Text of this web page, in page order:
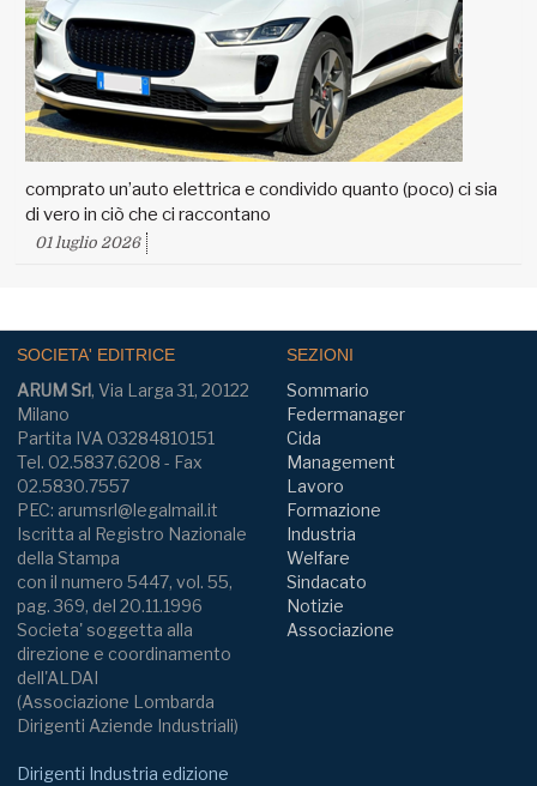
comprato un’auto elettrica e condivido quanto (poco) ci sia
di vero in ciò che ci raccontano
01 luglio 2026
SOCIETA' EDITRICE
ARUM Srl, Via Larga 31, 20122
Milano
Partita IVA 03284810151
Tel. 02.5837.6208 - Fax
02.5830.7557
PEC: arumsrl@legalmail.it
Iscritta al Registro Nazionale
della Stampa
con il numero 5447, vol. 55,
pag. 369, del 20.11.1996
Societa' soggetta alla
direzione e coordinamento
dell'ALDAI
(Associazione Lombarda
Dirigenti Aziende Industriali)
Dirigenti Industria edizione
SEZIONI
Sommario
Federmanager
Cida
Management
Lavoro
Formazione
Industria
Welfare
Sindacato
Notizie
Associazione